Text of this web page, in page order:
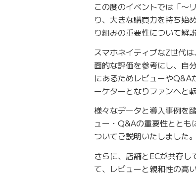
この度のイベントでは「〜
り、大きな購買力を持ち始
り組みの重要性について解
スマホネイティブなZ世代
面的な評価を参考にし、自
にあるためレビューやQ&A
ーケターとなりファンへと
様々なデータと導入事例を
ュー・Q&Aの重要性ととも
ついてご説明いたしました。
さらに、店舗とECが共存
て、レビューと親和性の高